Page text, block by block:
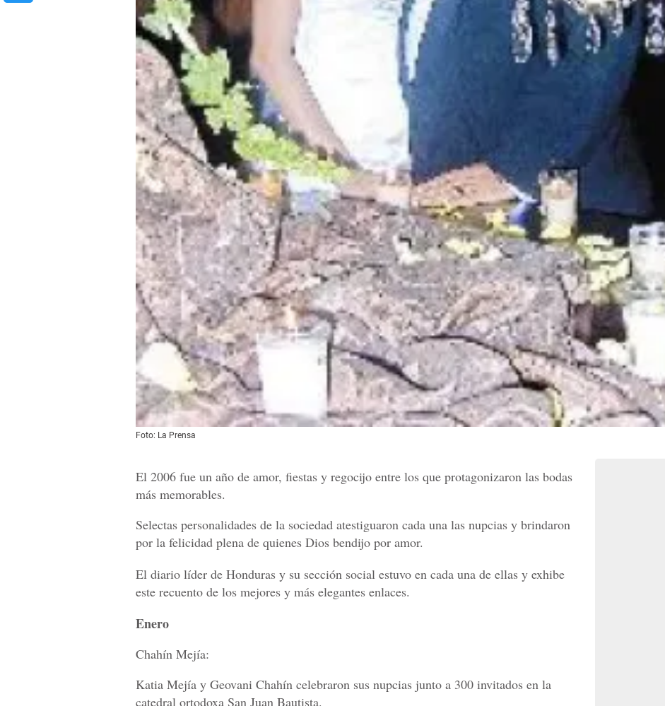
Foto: La Prensa
El 2006 fue un año de amor, fiestas y regocijo entre los que protagonizaron las bodas
más memorables.
Selectas personalidades de la sociedad atestiguaron cada una las nupcias y brindaron
por la felicidad plena de quienes Dios bendijo por amor.
El diario líder de Honduras y su sección social estuvo en cada una de ellas y exhibe
este recuento de los mejores y más elegantes enlaces.
Enero
Chahín Mejía:
Katia Mejía y Geovani Chahín celebraron sus nupcias junto a 300 invitados en la
catedral ortodoxa San Juan Bautista.